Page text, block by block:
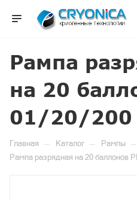
Рампа
на 20
01/20/200
Главная — Каталог — Рампы —
Рампа разрядная на 20 баллонов